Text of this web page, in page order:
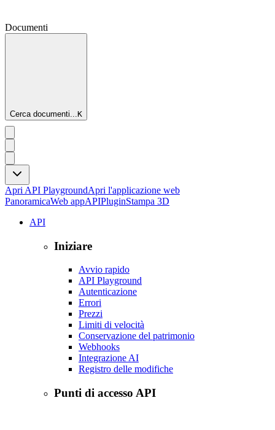
Documenti
Cerca documenti...K
Apri API PlaygroundApri l'applicazione web
PanoramicaWeb appAPIPluginStampa 3D
API
Iniziare
Avvio rapido
API Playground
Autenticazione
Errori
Prezzi
Limiti di velocità
Conservazione del patrimonio
Webhooks
Integrazione AI
Registro delle modifiche
Punti di accesso API